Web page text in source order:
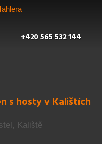
+420 565 532 144
s hosty v Kalištích
Kaliště